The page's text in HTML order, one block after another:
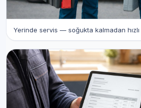
Yerinde servis — soğukta kalmadan